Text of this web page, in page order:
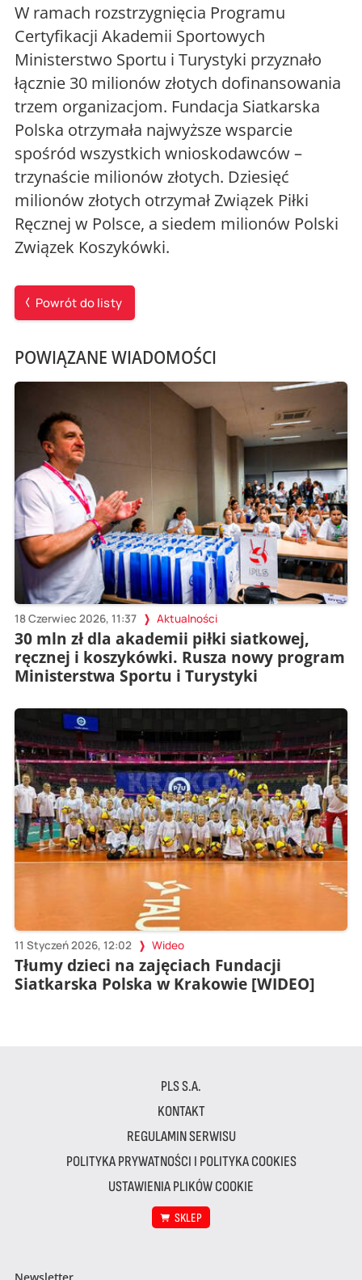
W ramach rozstrzygnięcia Programu
Certyfikacji Akademii Sportowych
Ministerstwo Sportu i Turystyki przyznało
łącznie 30 milionów złotych dofinansowania
trzem organizacjom. Fundacja Siatkarska
Polska otrzymała najwyższe wsparcie
spośród wszystkich wnioskodawców –
trzynaście milionów złotych. Dziesięć
milionów złotych otrzymał Związek Piłki
Ręcznej w Polsce, a siedem milionów Polski
Związek Koszykówki.
Powrót do listy
POWIĄZANE WIADOMOŚCI
18 Czerwiec 2026, 11:37 Aktualności
30 mln zł dla akademii piłki siatkowej,
ręcznej i koszykówki. Rusza nowy program
Ministerstwa Sportu i Turystyki
11 Styczeń 2026, 12:02 Wideo
Tłumy dzieci na zajęciach Fundacji
Siatkarska Polska w Krakowie [WIDEO]
PLS S.A.
KONTAKT
REGULAMIN SERWISU
POLITYKA PRYWATNOŚCI I POLITYKA COOKIES
USTAWIENIA PLIKÓW COOKIE
SKLEP